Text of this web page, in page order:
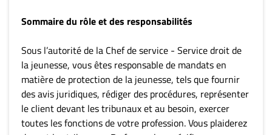
Sommaire du rôle et des responsabilités
Sous l’autorité de la Chef de service - Service droit de
la jeunesse, vous êtes responsable de mandats en
matière de protection de la jeunesse, tels que fournir
des avis juridiques, rédiger des procédures, représenter
le client devant les tribunaux et au besoin, exercer
toutes les fonctions de votre profession. Vous plaiderez